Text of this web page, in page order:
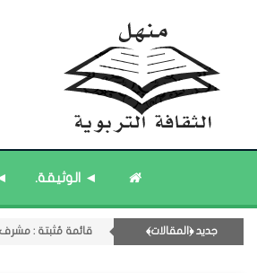
◄ الوثيقة.
جديد ﴿المقالات﴾
قائمة مُثبتة : إدارة
قائمة مُحدَّثة : حديث
11- القسم الحادي عشر : ﴿اللقاءات الشخصية - الثقافة المتسلسلة﴾.
قائمة مُحدَّثة : من
قائمة مُثبتة : مشرف